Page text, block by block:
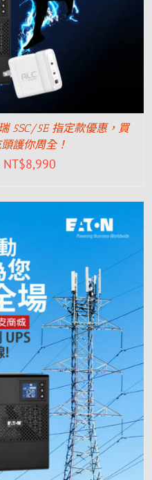
5SC/5E 指定款優惠，買
護你周全！
NT$8,990